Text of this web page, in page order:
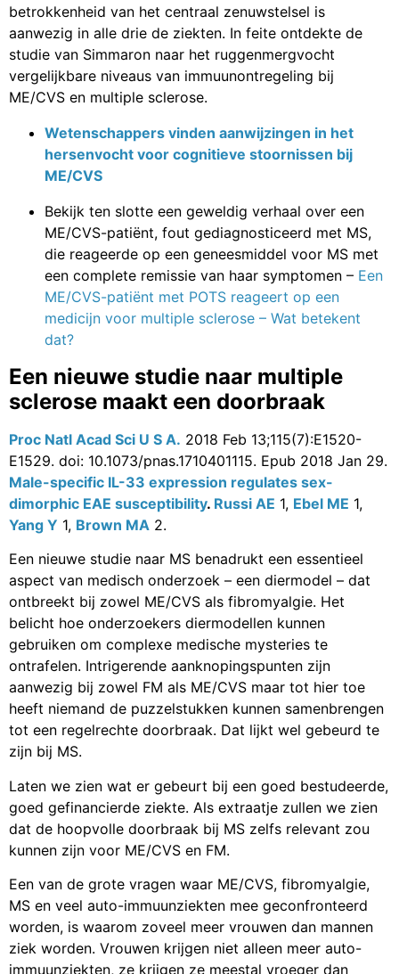
betrokkenheid van het centraal zenuwstelsel is
aanwezig in alle drie de ziekten. In feite ontdekte de
studie van Simmaron naar het ruggenmergvocht
vergelijkbare niveaus van immuunontregeling bij
ME/CVS en multiple sclerose.
Wetenschappers vinden aanwijzingen in het
hersenvocht voor cognitieve stoornissen bij
ME/CVS
Bekijk ten slotte een geweldig verhaal over een
ME/CVS-patiënt, fout gediagnosticeerd met MS,
die reageerde op een geneesmiddel voor MS met
een complete remissie van haar symptomen – Een
ME/CVS-patiënt met POTS reageert op een
medicijn voor multiple sclerose – Wat betekent
dat?
Een nieuwe studie naar multiple
sclerose maakt een doorbraak
Proc Natl Acad Sci U S A. 2018 Feb 13;115(7):E1520-
E1529. doi: 10.1073/pnas.1710401115. Epub 2018 Jan 29.
Male-specific IL-33 expression regulates sex-
dimorphic EAE susceptibility. Russi AE 1, Ebel ME 1,
Yang Y 1, Brown MA 2.
Een nieuwe studie naar MS benadrukt een essentieel
aspect van medisch onderzoek – een diermodel – dat
ontbreekt bij zowel ME/CVS als fibromyalgie. Het
belicht hoe onderzoekers diermodellen kunnen
gebruiken om complexe medische mysteries te
ontrafelen. Intrigerende aanknopingspunten zijn
aanwezig bij zowel FM als ME/CVS maar tot hier toe
heeft niemand de puzzelstukken kunnen samenbrengen
tot een regelrechte doorbraak. Dat lijkt wel gebeurd te
zijn bij MS.
Laten we zien wat er gebeurt bij een goed bestudeerde,
goed gefinancierde ziekte. Als extraatje zullen we zien
dat de hoopvolle doorbraak bij MS zelfs relevant zou
kunnen zijn voor ME/CVS en FM.
Een van de grote vragen waar ME/CVS, fibromyalgie,
MS en veel auto-immuunziekten mee geconfronteerd
worden, is waarom zoveel meer vrouwen dan mannen
ziek worden. Vrouwen krijgen niet alleen meer auto-
immuunziekten, ze krijgen ze meestal vroeger dan